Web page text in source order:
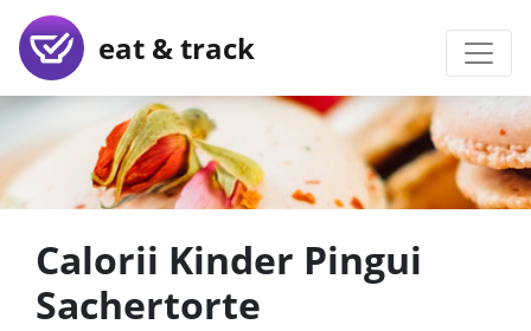
eat & track
Calorii Kinder Pingui
Sachertorte